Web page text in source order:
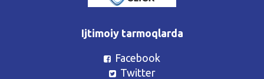
Ijtimoiy tarmoqlarda
Facebook
Twitter